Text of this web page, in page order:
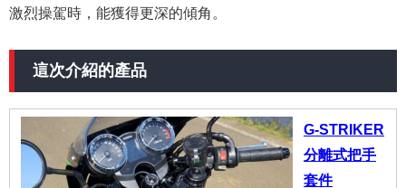
激烈操駕時，能獲得更深的傾角。
這次介紹的產品
G-STRIKER
分離式把手
套件